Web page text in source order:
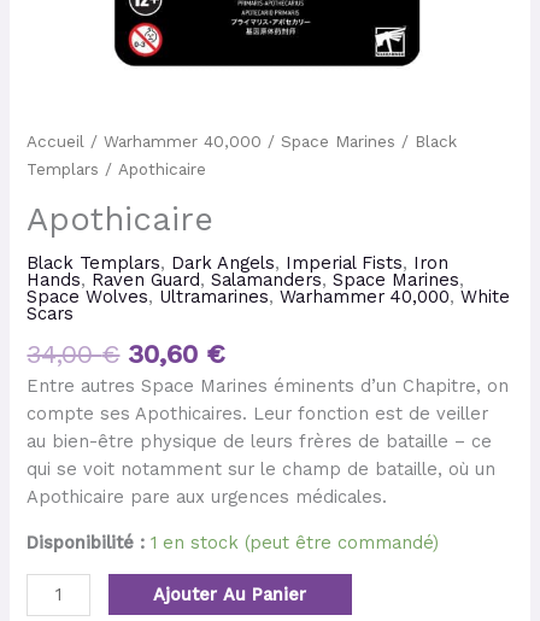
Accueil /Warhammer 40,000 /Space Marines / Black
Templars / Apothicaire
Apothicaire
Black Templars, Dark Angels, Imperial Fists, Iron
Hands, Raven Guard,Salamanders,Space Marines,
Space Wolves, Ultramarines,Warhammer 40,000,White
Scars
34,00€ 30,60 €
Entre autres Space Marines éminents d’un Chapitre, on
compte ses Apothicaires. Leur fonction est de veiller
au bien-être physique de leurs frères de bataille – ce
qui se voit notamment sur le champ de bataille, où un
Apothicaire pare aux urgences médicales.
Disponibilité : 1 en stock (peut être commandé)
Ajouter Au Panier